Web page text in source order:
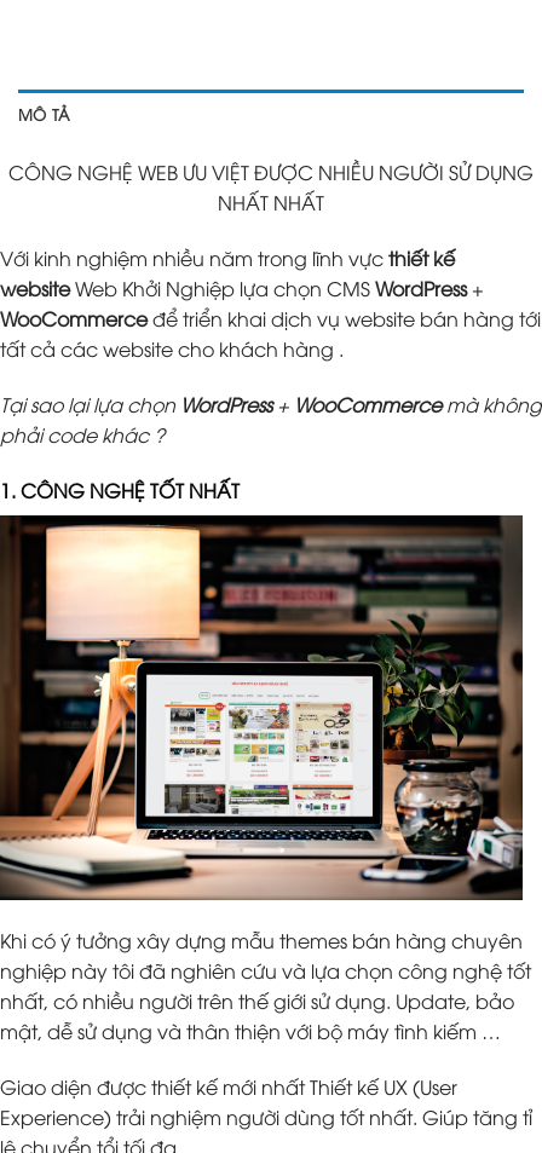
MÔ TẢ
CÔNG NGHỆ WEB ƯU VIỆT ĐƯỢC NHIỀU NGƯỜI SỬ DỤNG
NHẤT NHẤT
Với kinh nghiệm nhiều năm trong lĩnh vựcthiết kế
websiteWeb Khởi Nghiệp lựa chọn CMSWordPress+
WooCommerceđể triển khai dịch vụ website bán hàng tới
tất cả các website cho khách hàng .
Tại sao lại lựa chọn WordPress+ WooCommercemà không
phải code khác ?
1. CÔNG NGHỆ TỐT NHẤT
Khi có ý tưởng xây dựng mẫu themes bán hàng chuyên
nghiệp này tôi đã nghiên cứu và lựa chọn công nghệ tốt
nhất, có nhiều người trên thế giới sử dụng. Update, bảo
mật, dễ sử dụng và thân thiện với bộ máy tình kiếm …
Giao diện được thiết kế mới nhất Thiết kế UX (User
Experience) trải nghiệm người dùng tốt nhất. Giúp tăng tỉ
lệ chuyển tổi tối đa.